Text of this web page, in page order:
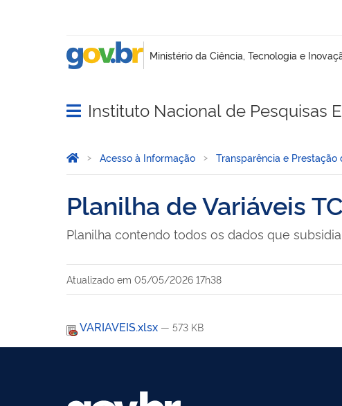
Abrir menu principal de navegação
Instituto Nacional de Pesquisas
Você está aqui:
Página Inicial
Acesso à Informação Transparência e Prestação
Planilha de Variáveis
Planilha contendo todos os dados que
Atualizado em 05/05/2026 17h38
VARIAVEIS.xlsx — 573 KB